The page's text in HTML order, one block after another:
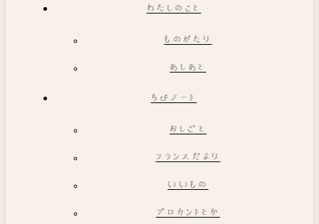
わたしのこと
ものがたり
あしあと
ちびノート
おしごと
フランスだより
いいもの
ブロカントとか